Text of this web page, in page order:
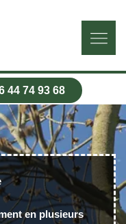
44 74 93 68
en plusieurs